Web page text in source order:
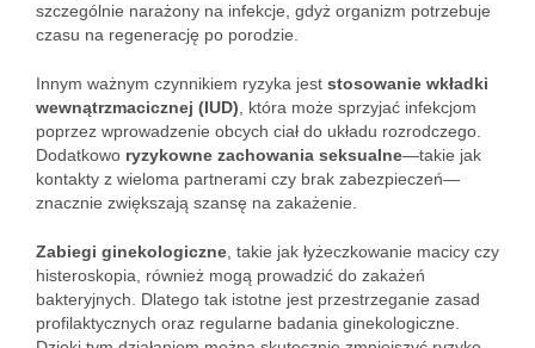
szczególnie narażony na infekcje, gdyż organizm potrzebuje
czasu na regenerację po porodzie.
Innym ważnym czynnikiem ryzyka jest stosowanie wkładki
wewnątrzmacicznej (IUD) , która może sprzyjać infekcjom
poprzez wprowadzenie obcych ciał do układu rozrodczego.
Dodatkowo ryzykowne zachowania seksualne—takie jak
kontakty z wieloma partnerami czy brak zabezpieczeń—
znacznie zwiększają szansę na zakażenie.
Zabiegi ginekologiczne , takie jak łyżeczkowanie macicy czy
histeroskopia, również mogą prowadzić do zakażeń
bakteryjnych. Dlatego tak istotne jest przestrzeganie zasad
profilaktycznych oraz regularne badania ginekologiczne.